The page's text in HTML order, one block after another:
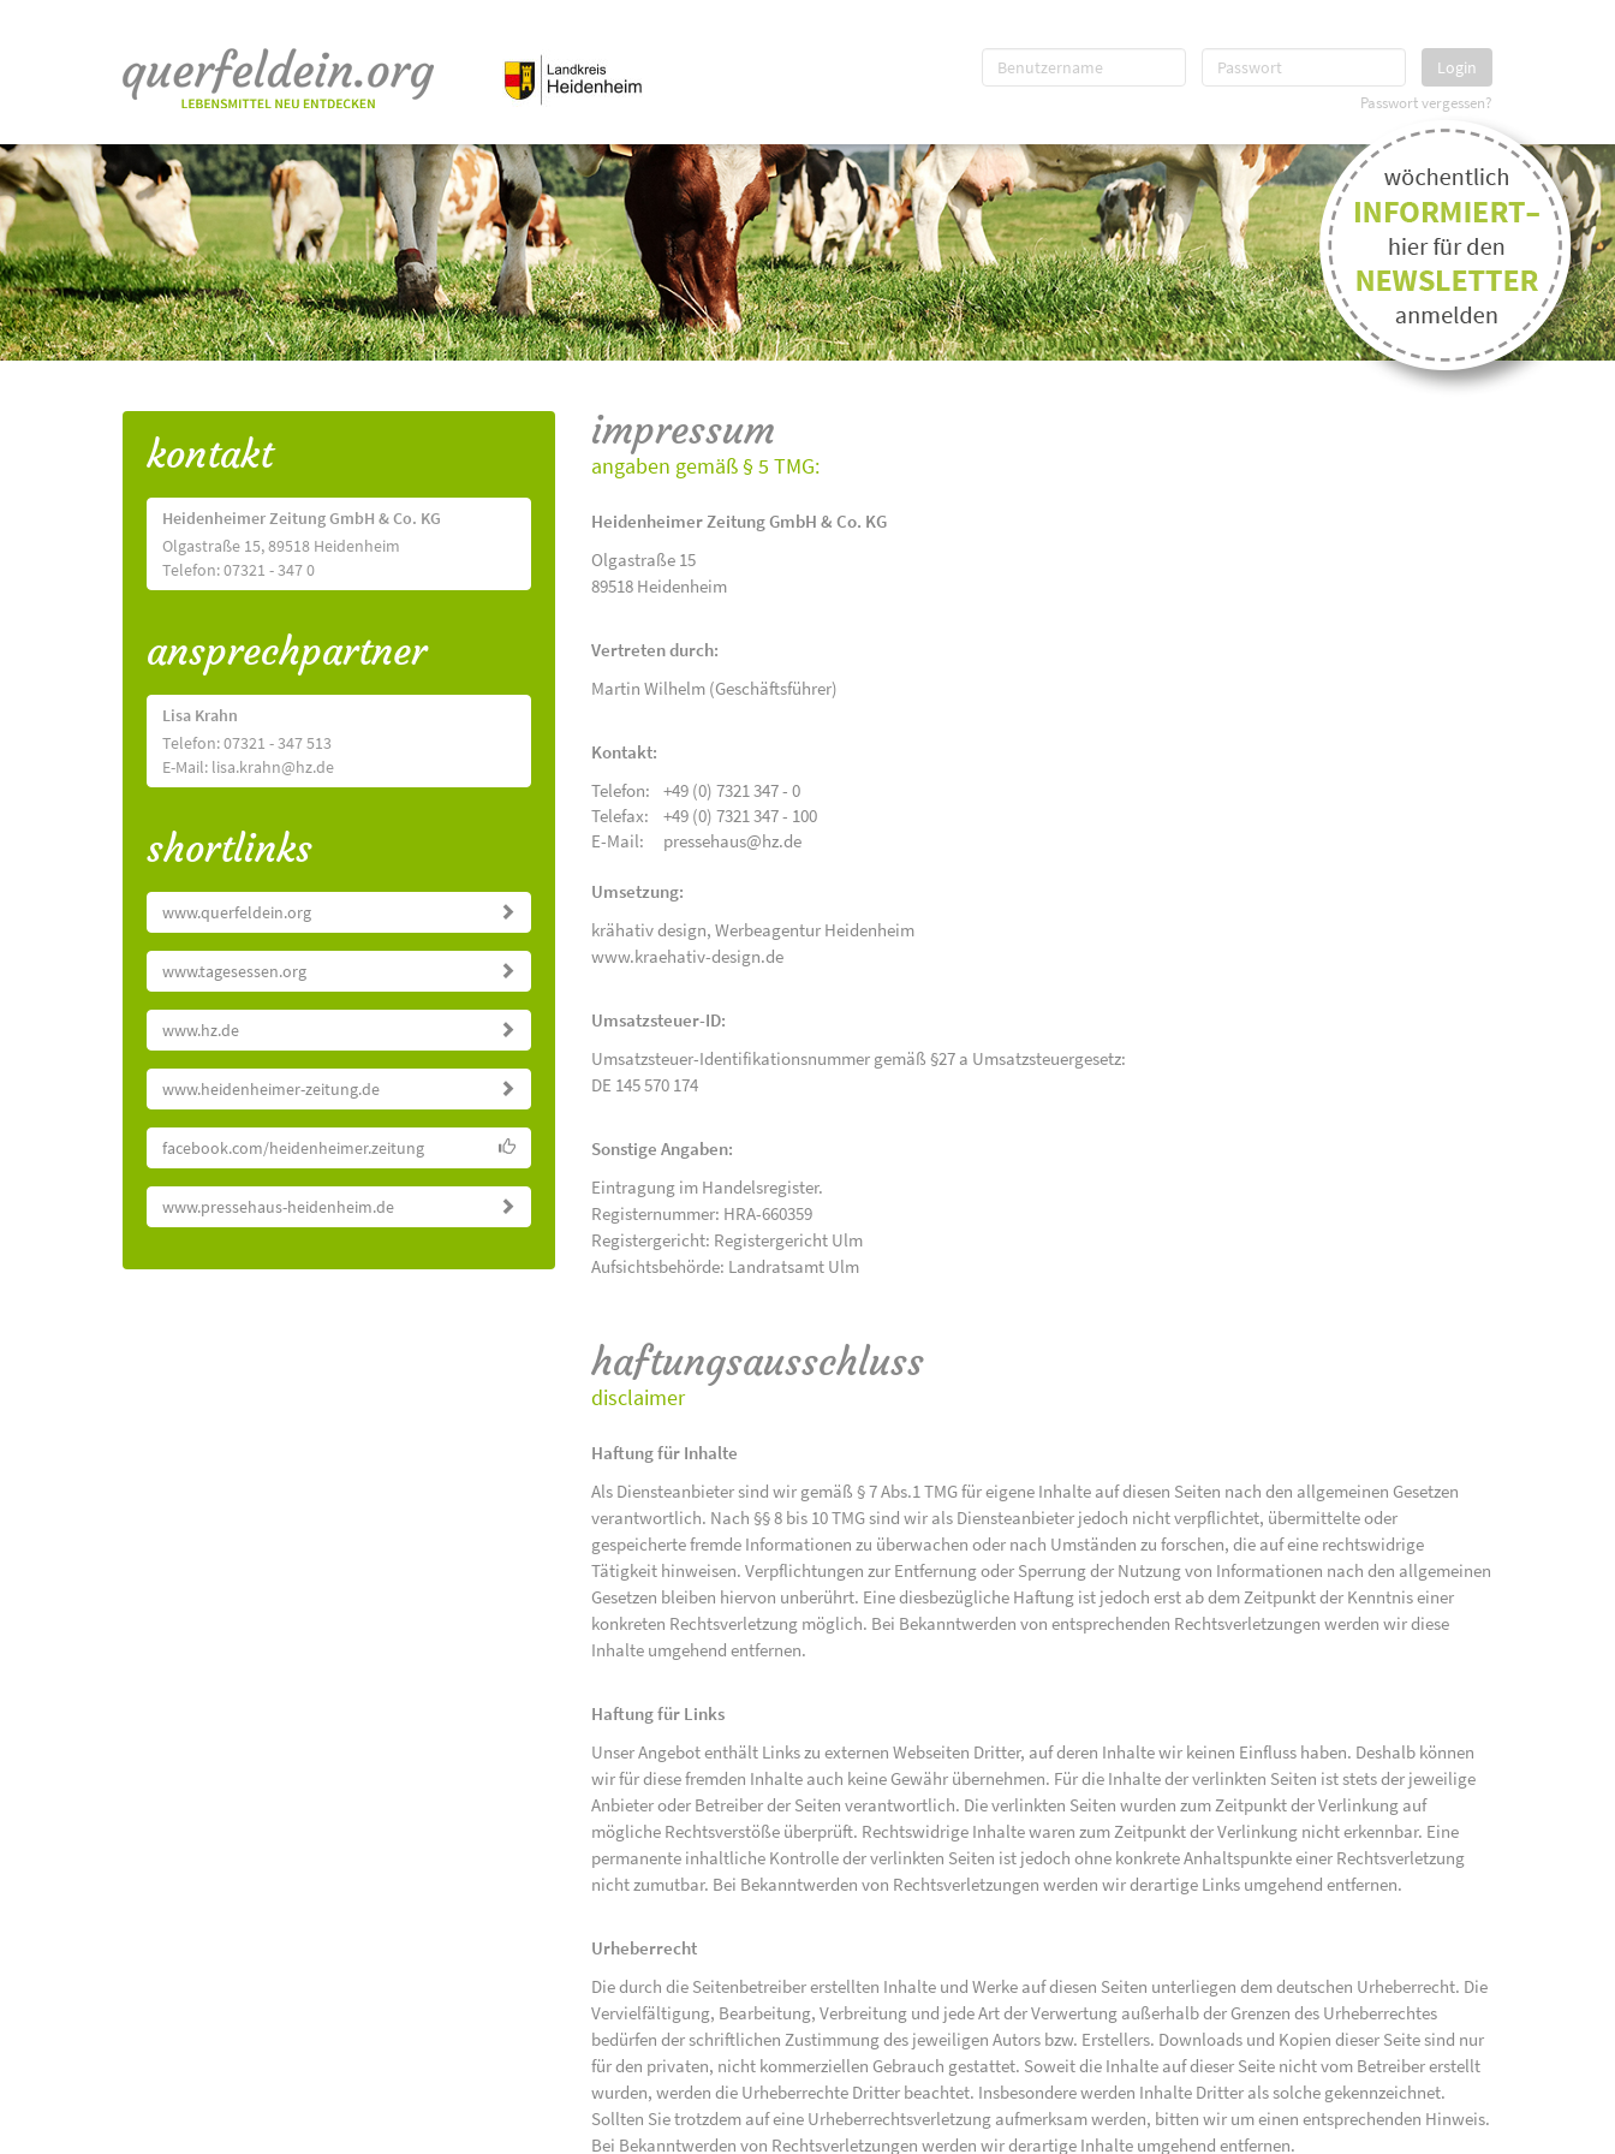
Login
Passwort vergessen?
kontakt
Heidenheimer Zeitung GmbH & Co. KG
Olgastraße 15, 89518 Heidenheim
Telefon: 07321 - 347 0
ansprechpartner
Lisa Krahn
Telefon: 07321 - 347 513
E-Mail: lisa.krahn@hz.de
shortlinks
www.querfeldein.org
www.tagesessen.org
www.hz.de
www.heidenheimer-zeitung.de
facebook.com/heidenheimer.zeitung
www.pressehaus-heidenheim.de
impressum
angaben gemäß § 5 TMG:
Heidenheimer Zeitung GmbH & Co. KG
Olgastraße 15
89518 Heidenheim
Vertreten durch:
Martin Wilhelm (Geschäftsführer)
Kontakt:
Telefon:
+49 (0) 7321 347 - 0
Telefax:
+49 (0) 7321 347 - 100
E-Mail:
pressehaus@hz.de
Umsetzung:
krähativ design, Werbeagentur Heidenheim
www.kraehativ-design.de
Umsatzsteuer-ID:
Umsatzsteuer-Identifikationsnummer gemäß §27 a Umsatzsteuergesetz:
DE 145 570 174
Sonstige Angaben:
Eintragung im Handelsregister.
Registernummer: HRA-660359
Registergericht: Registergericht Ulm
Aufsichtsbehörde: Landratsamt Ulm
haftungsausschluss
disclaimer
Haftung für Inhalte
Als Diensteanbieter sind wir gemäß § 7 Abs.1 TMG für eigene Inhalte auf diesen Seiten nach den allgemeinen Gesetzen
verantwortlich. Nach §§ 8 bis 10 TMG sind wir als Diensteanbieter jedoch nicht verpflichtet, übermittelte oder
gespeicherte fremde Informationen zu überwachen oder nach Umständen zu forschen, die auf eine rechtswidrige
Tätigkeit hinweisen. Verpflichtungen zur Entfernung oder Sperrung der Nutzung von Informationen nach den allgemeinen
Gesetzen bleiben hiervon unberührt. Eine diesbezügliche Haftung ist jedoch erst ab dem Zeitpunkt der Kenntnis einer
konkreten Rechtsverletzung möglich. Bei Bekanntwerden von entsprechenden Rechtsverletzungen werden wir diese
Inhalte umgehend entfernen.
Haftung für Links
Unser Angebot enthält Links zu externen Webseiten Dritter, auf deren Inhalte wir keinen Einfluss haben. Deshalb können
wir für diese fremden Inhalte auch keine Gewähr übernehmen. Für die Inhalte der verlinkten Seiten ist stets der jeweilige
Anbieter oder Betreiber der Seiten verantwortlich. Die verlinkten Seiten wurden zum Zeitpunkt der Verlinkung auf
mögliche Rechtsverstöße überprüft. Rechtswidrige Inhalte waren zum Zeitpunkt der Verlinkung nicht erkennbar. Eine
permanente inhaltliche Kontrolle der verlinkten Seiten ist jedoch ohne konkrete Anhaltspunkte einer Rechtsverletzung
nicht zumutbar. Bei Bekanntwerden von Rechtsverletzungen werden wir derartige Links umgehend entfernen.
Urheberrecht
Die durch die Seitenbetreiber erstellten Inhalte und Werke auf diesen Seiten unterliegen dem deutschen Urheberrecht. Die
Vervielfältigung, Bearbeitung, Verbreitung und jede Art der Verwertung außerhalb der Grenzen des Urheberrechtes
bedürfen der schriftlichen Zustimmung des jeweiligen Autors bzw. Erstellers. Downloads und Kopien dieser Seite sind nur
für den privaten, nicht kommerziellen Gebrauch gestattet. Soweit die Inhalte auf dieser Seite nicht vom Betreiber erstellt
wurden, werden die Urheberrechte Dritter beachtet. Insbesondere werden Inhalte Dritter als solche gekennzeichnet.
Sollten Sie trotzdem auf eine Urheberrechtsverletzung aufmerksam werden, bitten wir um einen entsprechenden Hinweis.
Bei Bekanntwerden von Rechtsverletzungen werden wir derartige Inhalte umgehend entfernen.